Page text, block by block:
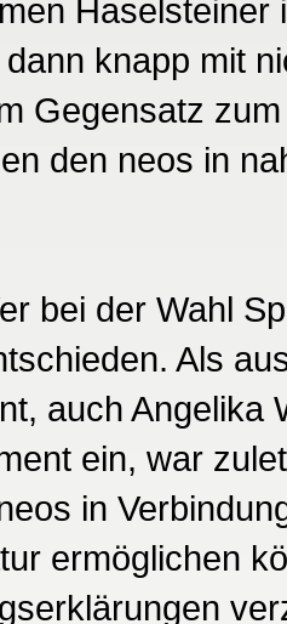
knapp mit
Gegensatz
den neos in
bei der Wahl
Als
auch Angelika
ein, war
in
ermöglichen